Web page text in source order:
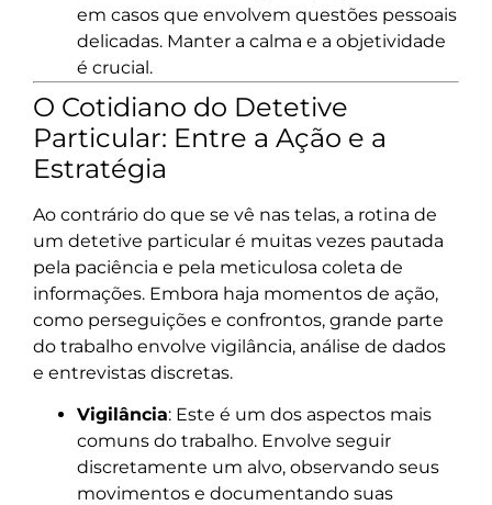
em casos que envolvem questões pessoais
delicadas. Manter a calma e a objetividade
é crucial.
O Cotidiano do Detetive
Particular: Entre a Ação e a
Estratégia
Ao contrário do que se vê nas telas, a rotina de
um detetive particular é muitas vezes pautada
pela paciência e pela meticulosa coleta de
informações. Embora haja momentos de ação,
como perseguições e confrontos, grande parte
do trabalho envolve vigilância, análise de dados
e entrevistas discretas.
Vigilância: Este é um dos aspectos mais
comuns do trabalho. Envolve seguir
discretamente um alvo, observando seus
movimentos e documentando suas